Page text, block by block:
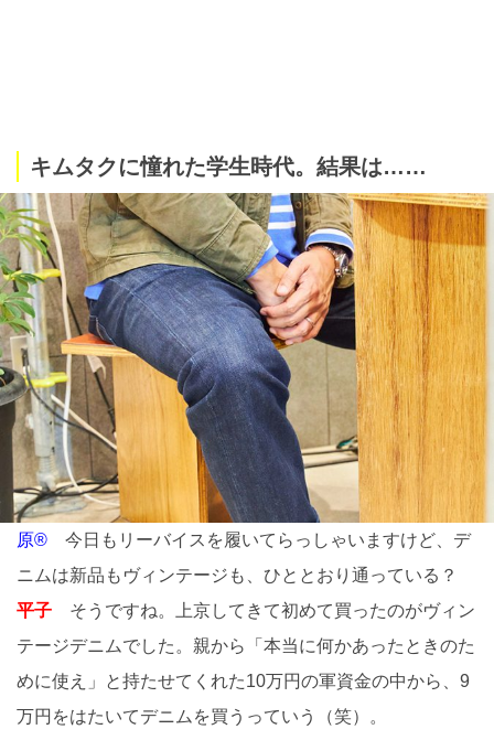
キムタクに憧れた学生時代。結果は……
原® 今日もリーバイスを履いてらっしゃいますけど、デ
ニムは新品もヴィンテージも、ひととおり通っている？
平子 そうですね。上京してきて初めて買ったのがヴィン
テージデニムでした。親から「本当に何かあったときのた
めに使え」と持たせてくれた10万円の軍資金の中から、9
万円をはたいてデニムを買うっていう（笑）。